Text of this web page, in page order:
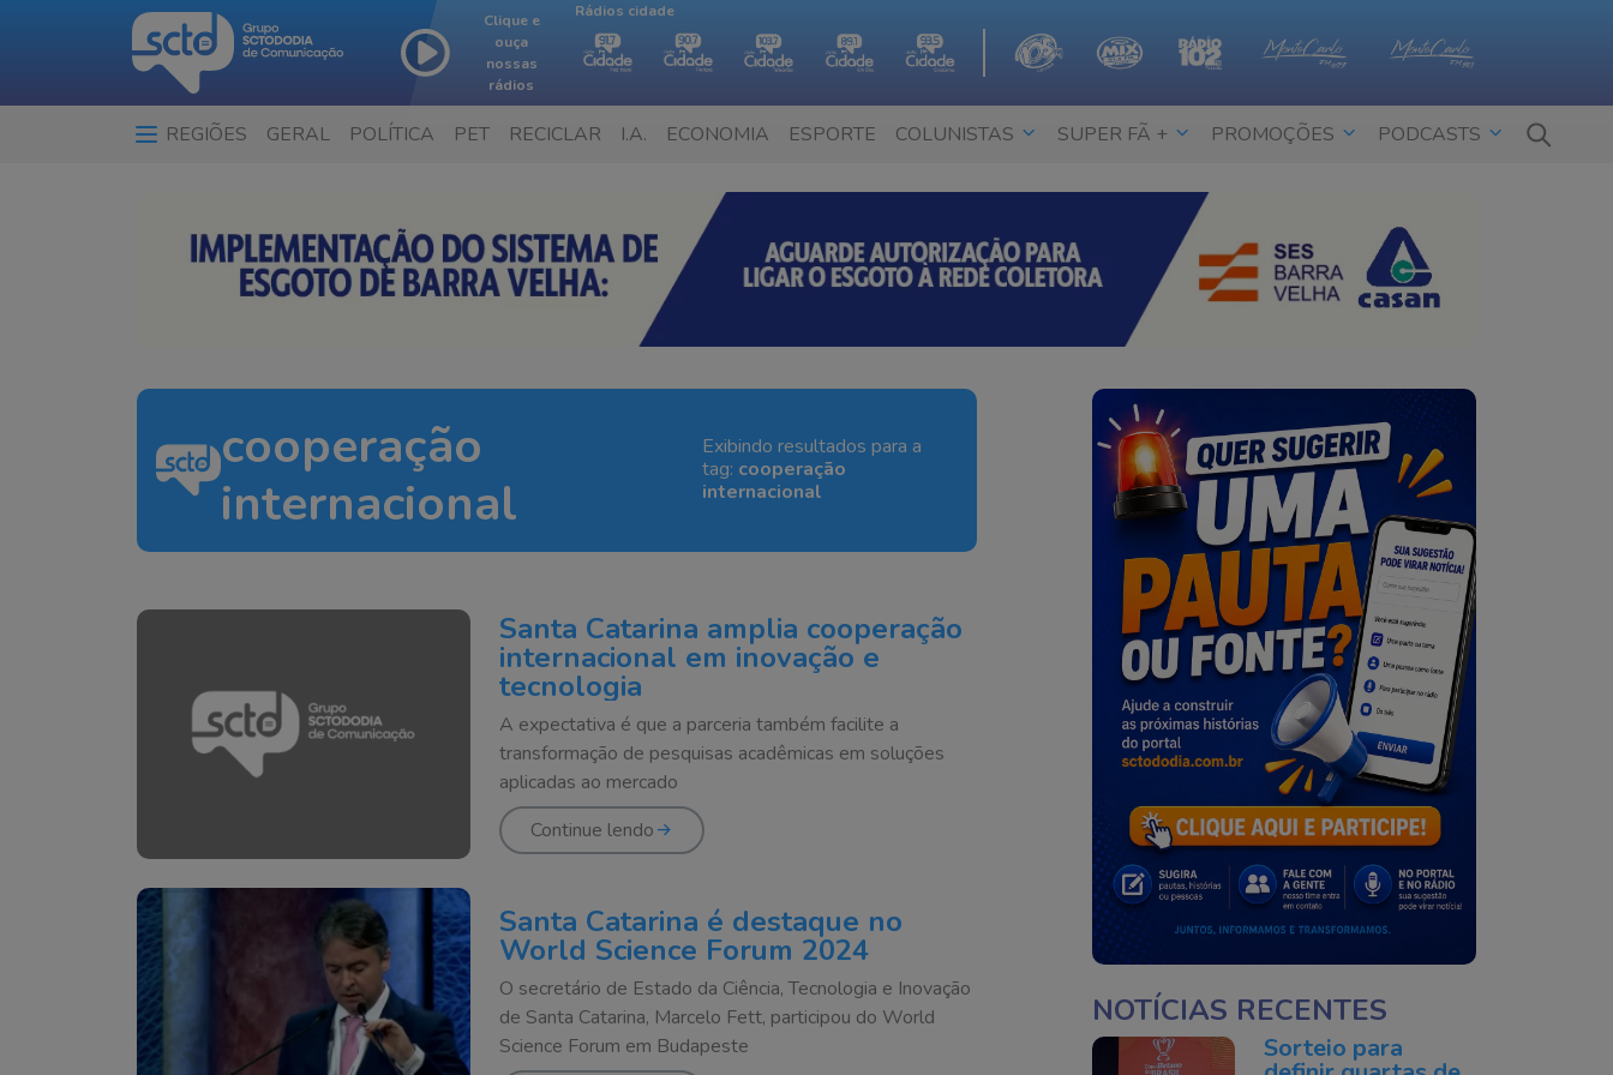
Clique e
ouça
nossas
rádios
Rádios cidade
REGIÕES GERAL POLÍTICA PET RECICLAR I.A. ECONOMIA ESPORTE COLUNISTAS SUPER FÃ + PROMOÇÕES PODCASTS
cooperação
internacional
Exibindo resultados para a
tag: cooperação
internacional
Santa Catarina amplia cooperação
internacional em inovação e
tecnologia
A expectativa é que a parceria também facilite a
transformação de pesquisas acadêmicas em soluções
aplicadas ao mercado
Continue lendo
Santa Catarina é destaque no
World Science Forum 2024
O secretário de Estado da Ciência, Tecnologia e Inovação
de Santa Catarina, Marcelo Fett, participou do World
Science Forum em Budapeste
NOTÍCIAS RECENTES
Sorteio para